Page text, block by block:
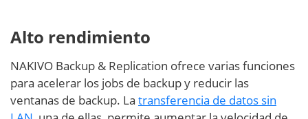
Alto rendimiento
NAKIVO Backup & Replication ofrece varias funciones
para acelerar los jobs de backup y reducir las
ventanas de backup. La transferencia de datos sin